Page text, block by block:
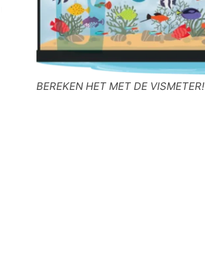
BEREKEN HET MET DE VISMETER!